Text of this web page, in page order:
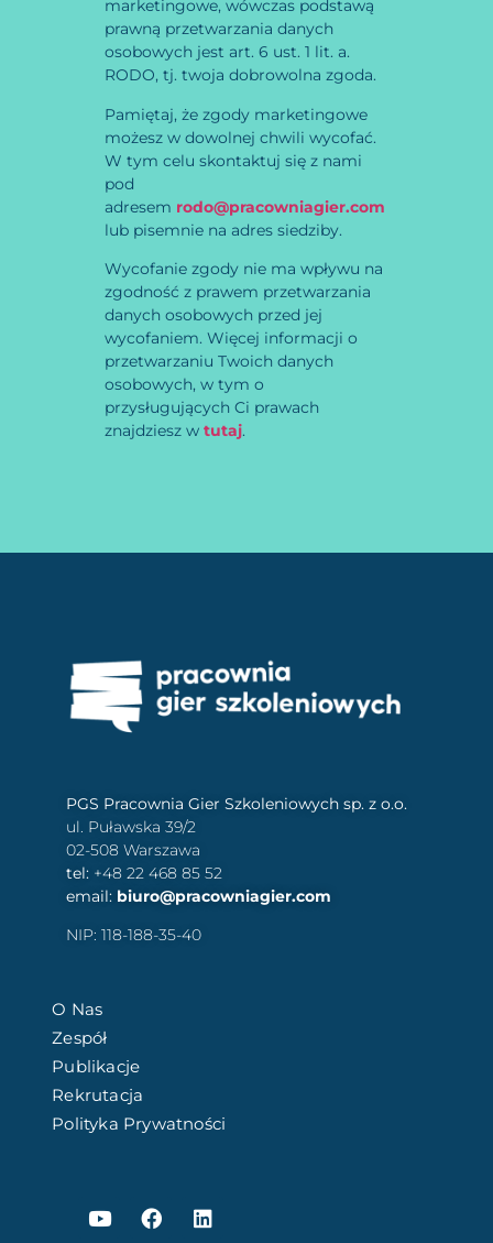
marketingowe, wówczas podstawą
prawną przetwarzania danych
osobowych jest art. 6 ust. 1 lit. a.
RODO, tj. twoja dobrowolna zgoda.
Pamiętaj, że zgody marketingowe
możesz w dowolnej chwili wycofać.
W tym celu skontaktuj się z nami
pod
adresem rodo@pracowniagier.com
lub pisemnie na adres siedziby.
Wycofanie zgody nie ma wpływu na
zgodność z prawem przetwarzania
danych osobowych przed jej
wycofaniem. Więcej informacji o
przetwarzaniu Twoich danych
osobowych, w tym o
przysługujących Ci prawach
znajdziesz w tutaj.
PGS Pracownia Gier Szkoleniowych sp. z o.o.
ul. Puławska 39/2
02-508 Warszawa
tel: +48 22 468 85 52
email: biuro@pracowniagier.com
NIP: 118-188-35-40
O Nas
Zespół
Publikacje
Rekrutacja
Polityka Prywatności